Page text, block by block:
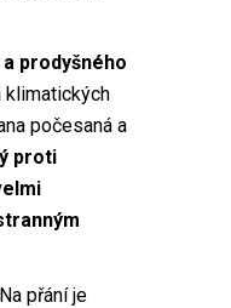
prodyšného
počesaná a
proti
přání je